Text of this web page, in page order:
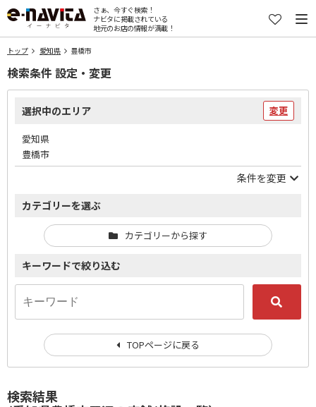
さぁ、今すぐ検索！
ナビタに掲載されている
地元のお店の情報が満載！
トップ 愛知県 豊橋市
検索結果
検索条件 設定・変更
選択中のエリア 変更
愛知県
豊橋市
条件を変更
カテゴリーを選ぶ
カテゴリーから探す
キーワードで絞り込む
TOPページに戻る